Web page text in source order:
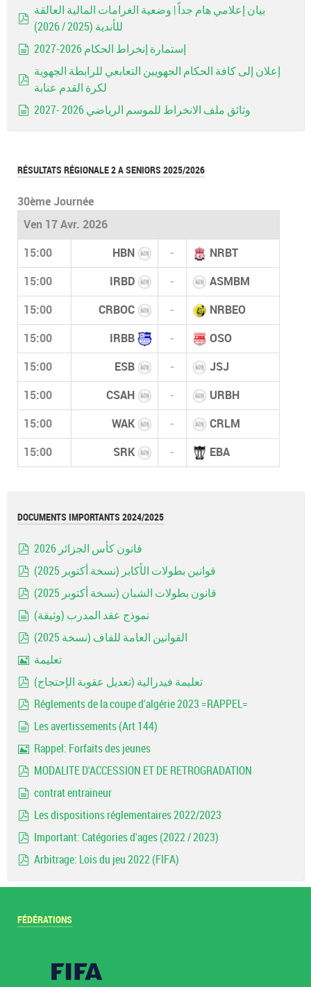
pdf
بيان إعلامي هام جداً | وضعية الغرامات المالية العالقة
للأندية (2025 / 2026)
إستمارة إنخراط الحكام 2026-2027
pdf
إعلان إلى كافة الحكام الجهويين التعابعي للرابطة الجهوية
لكرة القدم عنابة
وثائق ملف الانخراط للموسم الرياضي 2026 -2027
RÉSULTATS RÉGIONALE 2 A SENIORS 2025/2026
30ème Journée
Ven 17 Avr. 2026
15:00 HBN - NRBT
15:00 IRBD - ASMBM
15:00 CRBOC - NRBEO
15:00 IRBB - OSO
15:00 ESB - JSJ
15:00 CSAH - URBH
15:00 WAK - CRLM
15:00 SRK - EBA
DOCUMENTS IMPORTANTS 2024/2025
قانون كأس الجزائر 2026
قوانين بطولات الأكابر (نسخة أكتوبر 2025)
قانون بطولات الشبان (نسخة أكتوبر 2025)
نموذج عقد المدرب (وثيقة)
القوانين العامة للفاف (نسخة 2025)
تعليمة
تعليمة فيدرالية (تعديل عقوبة الإحتجاج)
Réglements de la coupe d'algérie 2023 =RAPPEL=
Les avertissements (Art 144)
Rappel: Forfaits des jeunes
MODALITE D'ACCESSION ET DE RETROGRADATION
contrat entraineur
Les dispositions réglementaires 2022/2023
Important: Catégories d'ages (2022 / 2023)
Arbitrage: Lois du jeu 2022 (FIFA)
FÉDÉRATIONS